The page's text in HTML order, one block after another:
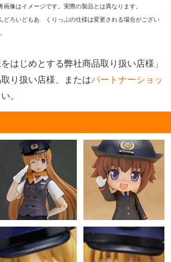
画像はイメージです。実際の製品とは異なります。
どろいどもあ くりっぷの仕様は変更される場合がござい
はじめとする弊社商品取り扱い店様」
り扱い店様、またはパートナーショッ
。